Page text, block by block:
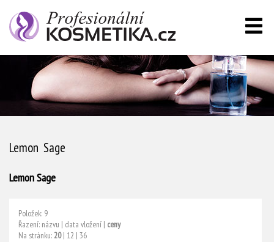
Lemon Sage
Lemon Sage
Položek: 9
Řazení: názvu | data vložení | ceny
Na stránku:20| 12 | 36